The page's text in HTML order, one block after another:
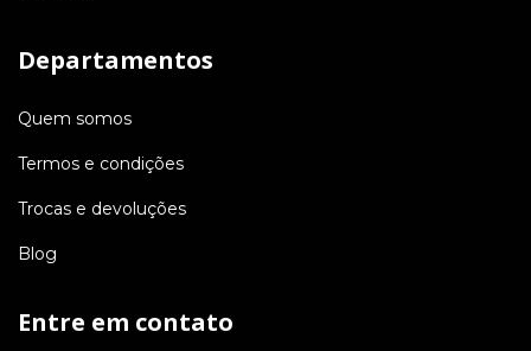
Departamentos
Quem somos
Termos e condições
Trocas e devoluções
Blog
Entre em contato